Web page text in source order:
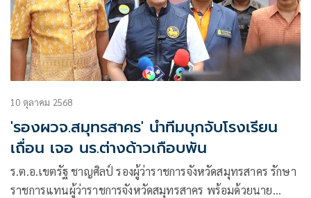
10 ตุลาคม 2568
'รองผวจ.สมุทรสาคร' นำทีมบุกจับโรงเรียน
เถื่อน เจอ นร.ต่างด้าวเกือบพัน
ร.ต.อ.เขตรัฐ ชาญศิลป์ รองผู้ว่าราชการจังหวัดสมุทรสาคร รักษา
ราชการแทนผู้ว่าราชการจังหวัดสมุทรสาคร พร้อมด้วยนาย